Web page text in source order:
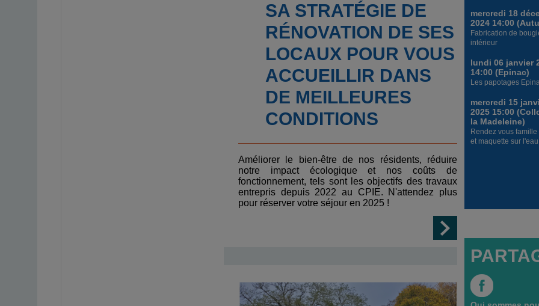
SA STRATÉGIE DE
RÉNOVATION DE SES
LOCAUX POUR VOUS
ACCUEILLIR DANS
DE MEILLEURES
CONDITIONS
Améliorer le bien-être de nos résidents, réduire
notre impact écologique et nos coûts de
fonctionnement, tels sont les objectifs des travaux
entrepris depuis 2022 au CPIE. N'attendez plus
pour réserver votre séjour en 2025 !
mercredi 18
2024 14:00
Fabrication de
intérieur
lundi 06 janvier
14:00 (Epinac)
Les papotages
mercredi 15
2025 15:00
la Madeleine)
Rendez vous famille
et maquette sur